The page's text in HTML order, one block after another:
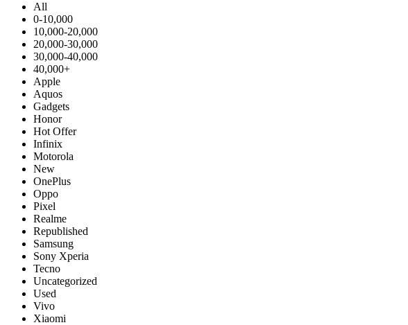
All
0-10,000
10,000-20,000
20,000-30,000
30,000-40,000
40,000+
Apple
Aquos
Gadgets
Honor
Hot Offer
Infinix
Motorola
New
OnePlus
Oppo
Pixel
Realme
Republished
Samsung
Sony Xperia
Tecno
Uncategorized
Used
Vivo
Xiaomi